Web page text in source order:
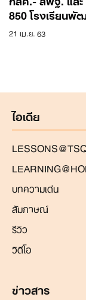
850 โรงเรียน
21 เม.ย. 63
ไอเดีย
บทความเด่น
สัมภาษณ์
รีวิว
วิดีโอ
ข่าวสาร